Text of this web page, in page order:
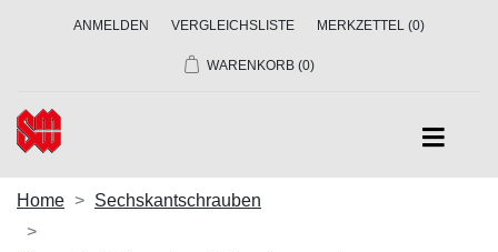
ANMELDEN VERGLEICHSLISTE MERKZETTEL (0)
WARENKORB (0)
Home Sechskantschrauben